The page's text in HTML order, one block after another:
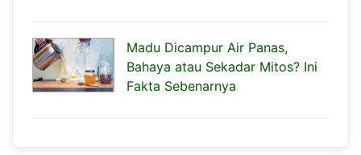
Madu Dicampur Air Panas,
Bahaya atau Sekadar Mitos? Ini
Fakta Sebenarnya